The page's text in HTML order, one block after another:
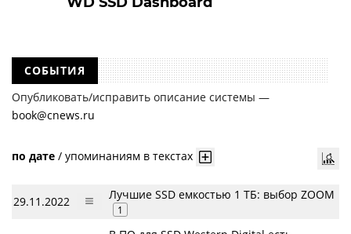
СОБЫТИЯ
Опубликовать/исправить описание системы —
book@cnews.ru
по дате / упоминаниям в текстах
29.11.2022 Лучшие SSD емкостью 1 ТБ: выбор ZOOM
1